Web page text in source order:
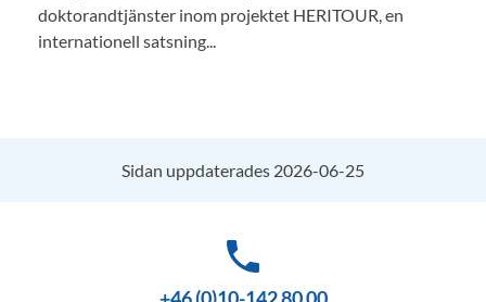
doktorandtjänster inom projektet HERITOUR, en
internationell satsning...
Sidan uppdaterades 2026-06-25
phone